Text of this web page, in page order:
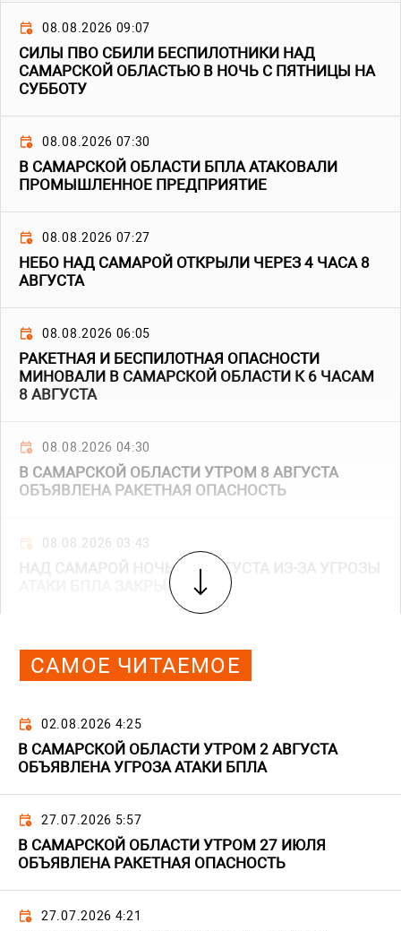
08.08.2026 09:07
СИЛЫ ПВО СБИЛИ БЕСПИЛОТНИКИ НАД
САМАРСКОЙ ОБЛАСТЬЮ В НОЧЬ С ПЯТНИЦЫ НА
СУББОТУ
08.08.2026 07:30
В САМАРСКОЙ ОБЛАСТИ БПЛА АТАКОВАЛИ
ПРОМЫШЛЕННОЕ ПРЕДПРИЯТИЕ
08.08.2026 07:27
НЕБО НАД САМАРОЙ ОТКРЫЛИ ЧЕРЕЗ 4 ЧАСА 8
АВГУСТА
08.08.2026 06:05
РАКЕТНАЯ И БЕСПИЛОТНАЯ ОПАСНОСТИ
МИНОВАЛИ В САМАРСКОЙ ОБЛАСТИ К 6 ЧАСАМ
8 АВГУСТА
08.08.2026 04:30
В САМАРСКОЙ ОБЛАСТИ УТРОМ 8 АВГУСТА
ОБЪЯВЛЕНА РАКЕТНАЯ ОПАСНОСТЬ
08.08.2026 03:43
НАД САМАРОЙ НОЧЬЮ 8 АВГУСТА ИЗ-ЗА УГРОЗЫ
АТАКИ БПЛА ЗАКРЫЛИ НЕБО
САМОЕ ЧИТАЕМОЕ
02.08.2026 4:25
В САМАРСКОЙ ОБЛАСТИ УТРОМ 2 АВГУСТА
ОБЪЯВЛЕНА УГРОЗА АТАКИ БПЛА
27.07.2026 5:57
В САМАРСКОЙ ОБЛАСТИ УТРОМ 27 ИЮЛЯ
ОБЪЯВЛЕНА РАКЕТНАЯ ОПАСНОСТЬ
27.07.2026 4:21